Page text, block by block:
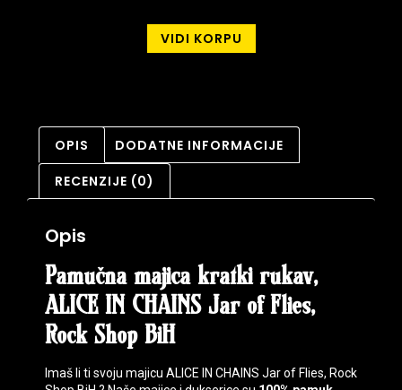
VIDI KORPU
OPIS DODATNE INFORMACIJE
RECENZIJE (0)
Opis
Pamučna majica kratki rukav,
ALICE IN CHAINS Jar of Flies,
Rock Shop BiH
Imaš li ti svoju majicu ALICE IN CHAINS Jar of Flies, Rock